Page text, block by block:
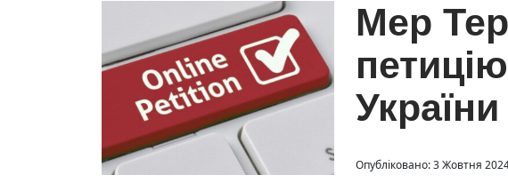
Мер
Опубліковано: 3 Жовтня